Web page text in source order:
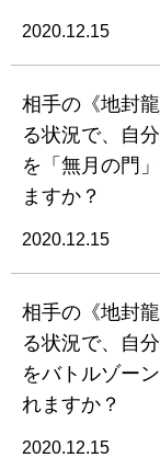
2020.12.15
相手の《地封
る状況で、自
を「無月の門
ますか？
2020.12.15
相手の《地封
る状況で、自
をバトルゾー
れますか？
2020.12.15